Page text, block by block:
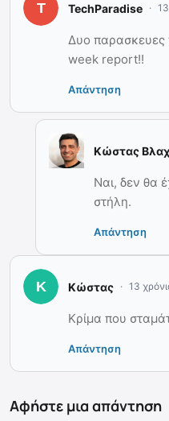
TechParadise
Δυο παρασκευες
week report!!
Απάντηση
Κώστας
Ναι, δεν θα
στήλη.
Απάντηση
Κώστας 13
Κρίμα που
Απάντηση
Αφήστε μια απάντηση